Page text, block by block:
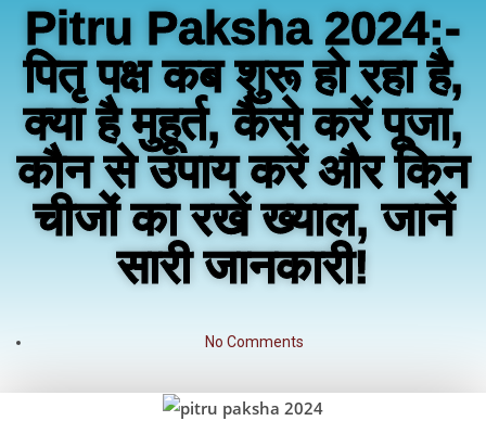
Pitru Paksha 2024:-
पितृ पक्ष कब शुरू हो रहा है,
क्या है मुहूर्त, कैसे करें पूजा,
कौन से उपाय करें और किन
चीजों का रखें ख्याल, जानें
सारी जानकारी!
No Comments